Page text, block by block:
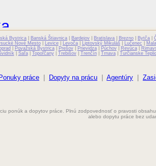
Bystrica Banská Štiavnica Bardejov Bratislava Brezno Bytča |
Nové Mesto| Levice| Levoča| Liptovský Mikuláš Lučenec
Považská Bystrica| Prešov| Prievidza| Púchov| Revúca|
Šaľa| Topoľčany| Trebišov| Trenčín| Trnava| Turčianske
Ponuky práce Dopyty na prácu Agentúry
ponúk a dopytov práce. Plnú zodpovednosť o pravosti
alebo dopytu práce bez